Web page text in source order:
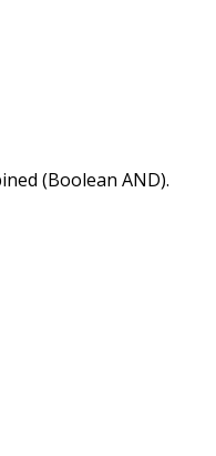
(Boolean AND).